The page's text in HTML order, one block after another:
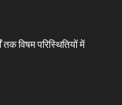
विषम परिस्थितियों में